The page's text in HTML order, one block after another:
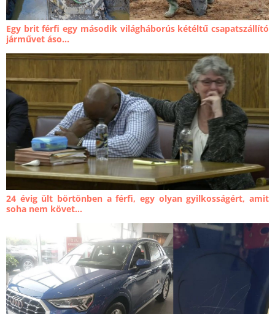
Egy brit férfi egy második világháborús kétéltű csapatszállító
járművet áso...
24 évig ült börtönben a férfi, egy olyan gyilkosságért, amit
soha nem követ...